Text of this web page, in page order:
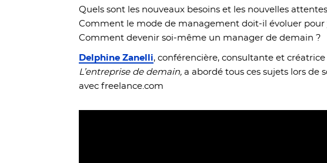
Quels sont les nouveaux besoins et les nouvelles
Comment le mode de management doit-il évoluer pour
Comment devenir soi-même un manager de demain ?
Delphine Zanelli, conférencière, consultante et
L’entreprise de demain,a abordé tous ces sujets lors de
avec freelance.com